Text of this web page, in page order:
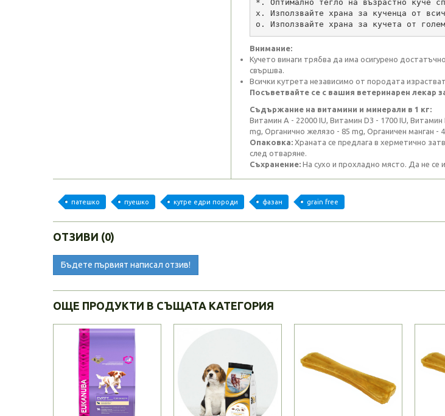
*. Оптимално тегло на възрастно куче
х. Използвайте храна за кученца от
о. Използвайте храна за кучета от
Внимание:
Кучето винаги трябва да има осигурено
свършва.
Всички кутрета независимо от породата
Посъветвайте се с вашия ветеринарен лекар
Съдържание на витамини и минерали в 1 кг:
Витамин А - 22000 IU, Витамин D3 - 1700 IU,
mg, Органично желязо - 85 mg, Органичен манган -
Опаковка:Храната се предлага в херметично
след отваряне.
Съхранение:На сухо и прохладно място. Да не се
патешко пуешко кутре едри породи фазан grain free
ОТЗИВИ (0)
Бъдете първият написал отзив!
ОЩЕ ПРОДУКТИ В СЪЩАТА КАТЕГОРИЯ